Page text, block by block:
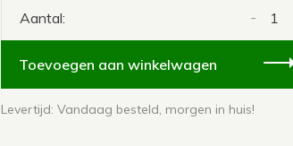
Aantal: -
Toevoegen aan winkelwagen
Levertijd: Vandaag besteld, morgen in huis!